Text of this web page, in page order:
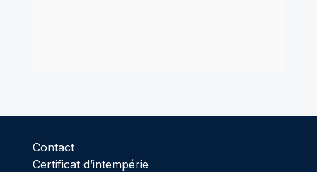
Contact
Certificat d’intempérie